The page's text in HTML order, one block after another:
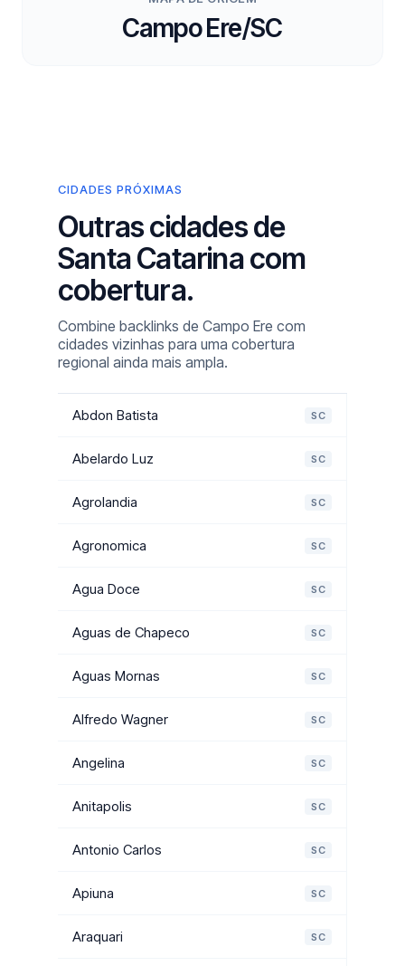
Campo Ere/SC
CIDADES PRÓXIMAS
Outras cidades de
Santa Catarina com
cobertura.
Combine backlinks de Campo Ere com
cidades vizinhas para uma cobertura
regional ainda mais ampla.
Abdon Batista SC
Abelardo Luz SC
Agrolandia SC
Agronomica SC
Agua Doce SC
Aguas de Chapeco SC
Aguas Mornas SC
Alfredo Wagner SC
Angelina SC
Anitapolis SC
Antonio Carlos SC
Apiuna SC
Araquari SC